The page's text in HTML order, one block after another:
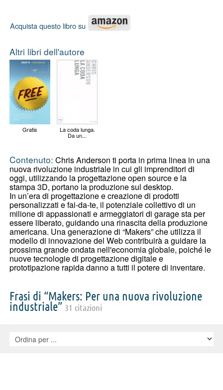
Acquista questo libro su
Altri libri dell'autore
Gratis La coda lunga.
Da un...
Contenuto: Chris Anderson ti porta in prima linea in una
nuova rivoluzione industriale in cui gli imprenditori di
oggi, utilizzando la progettazione open source e la
stampa 3D, portano la produzione sul desktop.
In un’era di progettazione e creazione di prodotti
personalizzati e fai-da-te, il potenziale collettivo di un
milione di appassionati e armeggiatori di garage sta per
essere liberato, guidando una rinascita della produzione
americana. Una generazione di “Makers” che utilizza il
modello di innovazione del Web contribuirà a guidare la
prossima grande ondata nell'economia globale, poiché le
nuove tecnologie di progettazione digitale e
prototipazione rapida danno a tutti il ​​potere di inventare.
Frasi di “Makers: Per una nuova rivoluzione
industriale” 31 citazioni